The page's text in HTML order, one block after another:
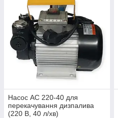
Насос AC 220-40 для
перекачування дизпалива
(220 В, 40 л/хв)